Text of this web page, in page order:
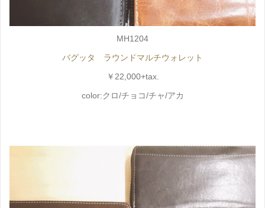
MH1204
バグッタ ラウンドマルチウォレット
￥22,000+tax.
color:クロ/チョコ/チャ/アカ